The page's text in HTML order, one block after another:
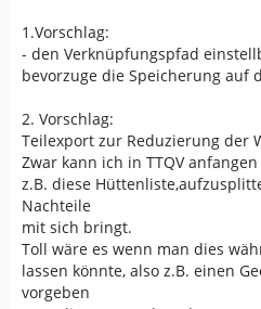
1.Vorschlag:
- den Verknüpfungspfad
bevorzuge die Speicherung auf
2. Vorschlag:
Teilexport zur Reduzierung der
Zwar kann ich in TTQV
z.B. diese
Nachteile
mit sich bringt.
Toll wäre es wenn man dies
lassen könnte, also z.B. einen
vorgeben